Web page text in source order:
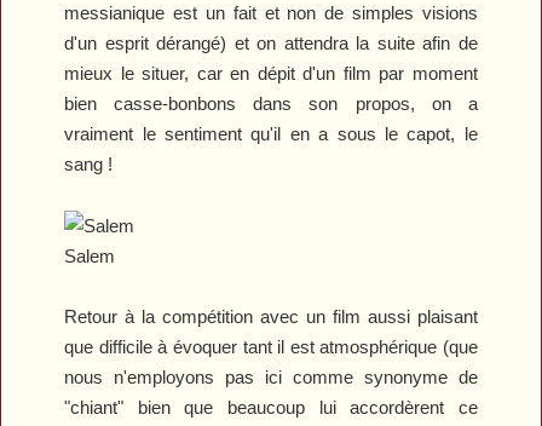
messianique est un fait et non de simples visions
d'un esprit dérangé) et on attendra la suite afin de
mieux le situer, car en dépit d'un film par moment
bien casse-bonbons dans son propos, on a
vraiment le sentiment qu'il en a sous le capot, le
sang !
Salem
Retour à la compétition avec un film aussi plaisant
que difficile à évoquer tant il est atmosphérique (que
nous n'employons pas ici comme synonyme de
"chiant" bien que beaucoup lui accordèrent ce